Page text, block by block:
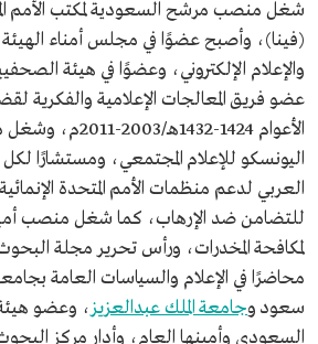
شغل منصب مرشح السعودية لمكتب الأمم
(فينا)، وأصبح عضوًا في مجلس أمناء الهيئة
والإعلام الإلكتروني، وعضوًا في هيئة
عضو فريق المعالجات الإعلامية والفكرية
الأعوام 1424-
اليونسكو للإعلام المجتمعي، ومستشارًا
العربي لدعم منظمات الأمم المتحدة
للتضامن ضد الإرهاب، كما شغل منصب
لمكافحة المخدرات، ورأس تحرير مجلة
محاضرًا في الإعلام والسياسات العامة
سعود وجامعة الملك عبدالعزيز، وعضو هيئة
السعودي وأمينها العام، وأدار مركز